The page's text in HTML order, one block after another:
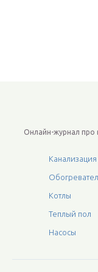
Онлайн-журнал про
Канализация
Котлы
Теплый пол
Насосы